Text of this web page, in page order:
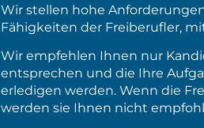
Wir stellen hohe
Fähigkeiten der Freiberufler,
Wir empfehlen Ihnen nur
entsprechen und die Ihre
erledigen werden. Wenn die
werden sie Ihnen nicht